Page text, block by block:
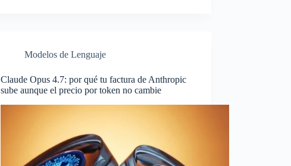
Modelos de Lenguaje
Claude Opus 4.7: por qué tu factura de Anthropic
sube aunque el precio por token no cambie